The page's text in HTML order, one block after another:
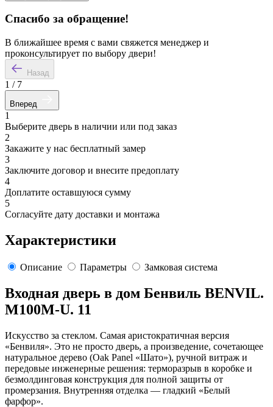
Спасибо за обращение!
В ближайшее время с вами свяжется менеджер и
проконсультирует по выбору двери!
Назад
1 / 7
Вперед
1
Выберите дверь в наличии или под заказ
2
Закажите у нас бесплатный замер
3
Заключите договор и внесите предоплату
4
Доплатите оставшуюся сумму
5
Согласуйте дату доставки и монтажа
Характеристики
Описание Параметры Замковая система
Входная дверь в дом Бенвиль BENVIL.
M100M-U. 11
Искусство за стеклом. Самая аристократичная версия
«Бенвиля». Это не просто дверь, а произведение, сочетающее
натуральное дерево (Oak Panel «Шато»), ручной витраж и
передовые инженерные решения: терморазрыв в коробке и
безмолдинговая конструкция для полной защиты от
промерзания. Внутренняя отделка — гладкий «Белый
фарфор».